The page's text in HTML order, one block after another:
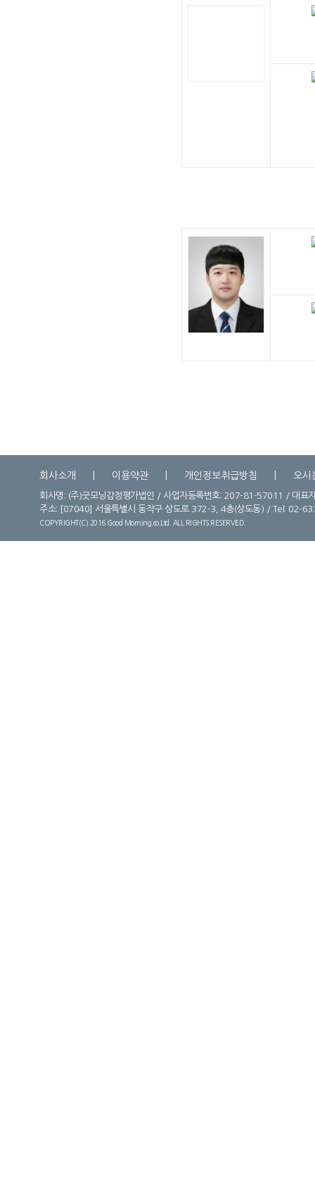
회사소개 이용약관 개인정보취급방침 오시
회사명: (주)굿모닝감정평가법인 / 사업자등록번호: 207-81-57011 / 대표
주소: [07040] 서울특별시 동작구 상도로 372-3, 4층(상도동) / Tel:
COPYRIGHT(C) 2016 Good Morning.co.Ltd. ALL RIGHTS RESERVED.